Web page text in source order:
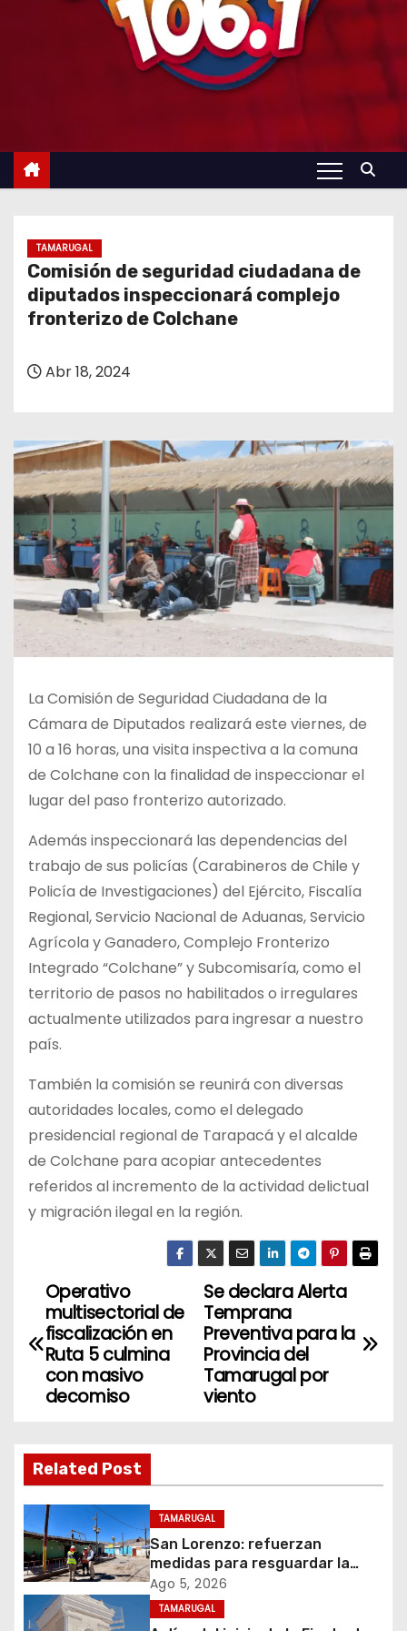
TAMARUGAL
Comisión de seguridad ciudadana de
diputados inspeccionará complejo
fronterizo de Colchane
Abr 18, 2024
La Comisión de Seguridad Ciudadana de la
Cámara de Diputados realizará este viernes, de
10 a 16 horas, una visita inspectiva a la comuna
de Colchane con la finalidad de inspeccionar el
lugar del paso fronterizo autorizado.
Además inspeccionará las dependencias del
trabajo de sus policías (Carabineros de Chile y
Policía de Investigaciones) del Ejército, Fiscalía
Regional, Servicio Nacional de Aduanas, Servicio
Agrícola y Ganadero, Complejo Fronterizo
Integrado “Colchane” y Subcomisaría, como el
territorio de pasos no habilitados o irregulares
actualmente utilizados para ingresar a nuestro
país.
También la comisión se reunirá con diversas
autoridades locales, como el delegado
presidencial regional de Tarapacá y el alcalde
de Colchane para acopiar antecedentes
referidos al incremento de la actividad delictual
y migración ilegal en la región.
N
a
g
a
c
i
ó
Se declara Alerta
Temprana
Preventiva para la
Provincia del
Tamarugal por
viento
Operativo
multisectorial de
fiscalización en
Ruta 5 culmina
con masivo
decomiso
Related Post
TAMARUGAL
San Lorenzo: refuerzan
medidas para resguardar la
seguridad del suministro
eléctrico durante la festividad
Ago 5, 2026
TAMARUGAL